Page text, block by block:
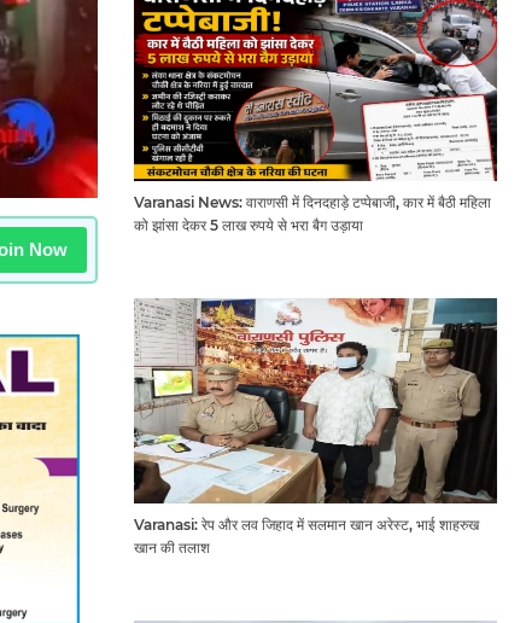
Now
Varanasi News: वाराणसी में दिनदहाड़े टप्पेबाजी, कार में बैठी महिला
को झांसा देकर 5 लाख रुपये से भरा बैग उड़ाया
Varanasi: रेप और लव जिहाद में सलमान खान अरेस्ट, भाई शाहरुख
खान की तलाश